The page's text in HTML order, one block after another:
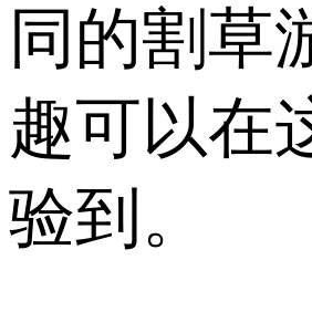
同的割草
趣可以在
验到。